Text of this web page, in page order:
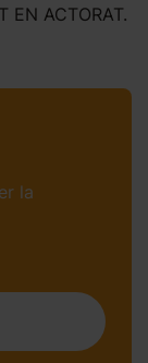
EN ACTORAT.
la